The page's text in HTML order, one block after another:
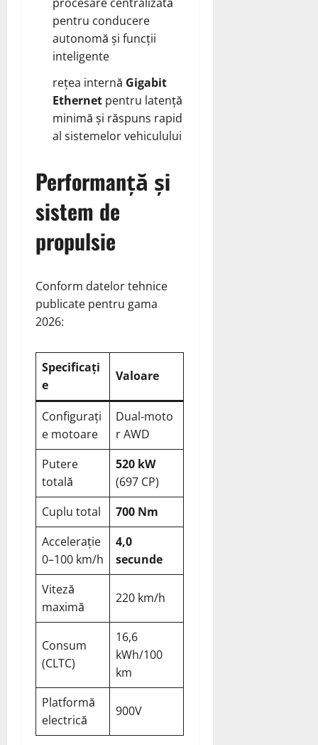
pentru conducere
autonomă și funcții
inteligente
rețea internă Gigabit
Ethernet pentru latență
minimă și răspuns rapid
al sistemelor vehiculului
Performanță și
sistem de
propulsie
Conform datelor tehnice
publicate pentru gama
2026:
Specificați
e
Valoare
Configurați
e motoare
Dual‑moto
r AWD
Putere
totală
520 kW
(697 CP)
Cuplu total
700 Nm
Accelerație
0–100 km/h
4,0
secunde
Viteză
maximă
220 km/h
Consum
(CLTC)
16,6
kWh/100
km
Platformă
electrică
900V